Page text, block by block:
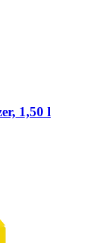
1,50 l